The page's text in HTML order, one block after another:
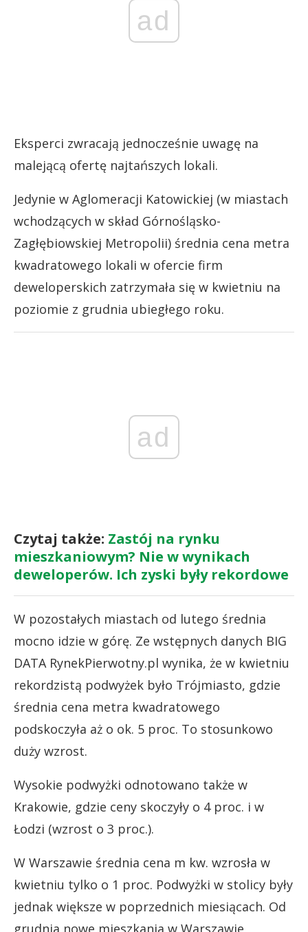
ad
Eksperci zwracają jednocześnie uwagę na
malejącą ofertę najtańszych lokali.
Jedynie w Aglomeracji Katowickiej (w miastach
wchodzących w skład Górnośląsko-
Zagłębiowskiej Metropolii) średnia cena metra
kwadratowego lokali w ofercie firm
deweloperskich zatrzymała się w kwietniu na
poziomie z grudnia ubiegłego roku.
ad
Czytaj także: Zastój na rynku
mieszkaniowym? Nie w wynikach
deweloperów. Ich zyski były rekordowe
W pozostałych miastach od lutego średnia
mocno idzie w górę. Ze wstępnych danych BIG
DATA RynekPierwotny.pl wynika, że w kwietniu
rekordzistą podwyżek było Trójmiasto, gdzie
średnia cena metra kwadratowego
podskoczyła aż o ok. 5 proc. To stosunkowo
duży wzrost.
Wysokie podwyżki odnotowano także w
Krakowie, gdzie ceny skoczyły o 4 proc. i w
Łodzi (wzrost o 3 proc.).
W Warszawie średnia cena m kw. wzrosła w
kwietniu tylko o 1 proc. Podwyżki w stolicy były
jednak większe w poprzednich miesiącach. Od
grudnia nowe mieszkania w Warszawie